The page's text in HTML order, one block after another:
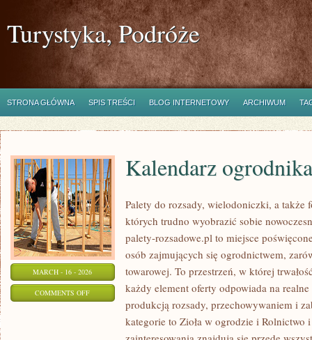
Turystyka, Podróże
STRONA GŁÓWNA SPIS TREŚCI BLOG INTERNETOWY ARCHIWUM
MARCH - 16 - 2026
COMMENTS OFFON
KALENDARZ
OGRODNIKA
Kalendarz ogrodnika
Palety do rozsady, wielodoniczki, a także
których trudno wyobrazić sobie
palety-rozsadowe.pl to miejsce
osób zajmujących się ogrodnictwem,
towarowej. To przestrzeń, w której
każdy element oferty odpowiada na
produkcją rozsady, przechowywaniem i
kategorie to Zioła w ogrodzie i Rolnictwo